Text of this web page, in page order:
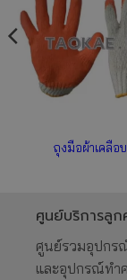
ถุงมือผ้าเคลือ
ศูนย์บริการลูก
ศูนย์รวมอุปกร
และอุปกรณ์ทำ